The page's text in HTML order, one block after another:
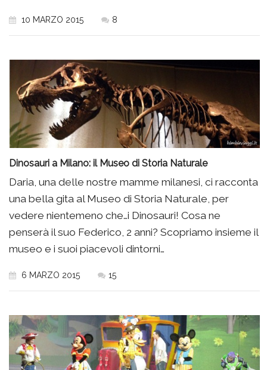
10 MARZO 2015 8
Dinosauri a Milano: il Museo di Storia Naturale
Daria, una delle nostre mamme milanesi, ci racconta
una bella gita al Museo di Storia Naturale, per
vedere nientemeno che…i Dinosauri! Cosa ne
penserà il suo Federico, 2 anni? Scopriamo insieme il
museo e i suoi piacevoli dintorni…
6 MARZO 2015 15